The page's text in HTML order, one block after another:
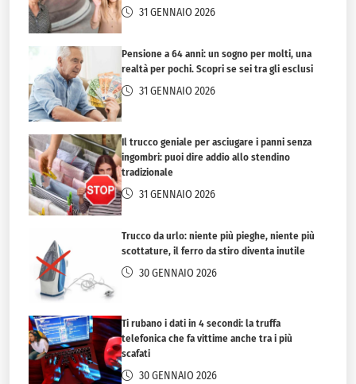
31 GENNAIO 2026
Pensione a 64 anni: un sogno per molti, una
realtà per pochi. Scopri se sei tra gli esclusi
31 GENNAIO 2026
Il trucco geniale per asciugare i panni senza
ingombri: puoi dire addio allo stendino
tradizionale
31 GENNAIO 2026
Trucco da urlo: niente più pieghe, niente più
scottature, il ferro da stiro diventa inutile
30 GENNAIO 2026
Ti rubano i dati in 4 secondi: la truffa
telefonica che fa vittime anche tra i più
scafati
30 GENNAIO 2026